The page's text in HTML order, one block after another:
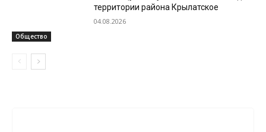
Общество
территории района Крылатское
04.08.2026